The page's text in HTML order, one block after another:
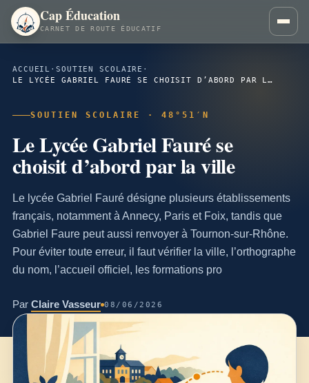
Cap Éducation
CARNET DE ROUTE ÉDUCATIF
ACCUEIL ·SOUTIEN SCOLAIRE ·
LE LYCÉE GABRIEL FAURÉ SE CHOISIT D’ABORD PAR LA VILLE
SOUTIEN SCOLAIRE · 48°51′N
Le Lycée Gabriel Fauré se
choisit d’abord par la ville
Le lycée Gabriel Fauré désigne plusieurs établissements
français, notamment à Annecy, Paris et Foix, tandis que
Gabriel Faure peut aussi renvoyer à Tournon-sur-Rhône.
Pour éviter toute erreur, il faut vérifier la ville, l’orthographe
du nom, l’accueil officiel, les formations pro
Par Claire Vasseur 08/06/2026